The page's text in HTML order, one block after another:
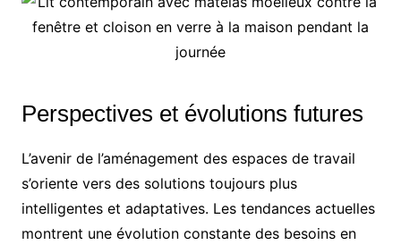
Perspectives et évolutions futures
L’avenir de l’aménagement des espaces de travail
s’oriente vers des solutions toujours plus
intelligentes et adaptatives. Les tendances actuelles
montrent une évolution constante des besoins en